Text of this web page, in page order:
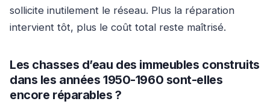
sollicite inutilement le réseau. Plus la réparation
intervient tôt, plus le coût total reste maîtrisé.
Les chasses d’eau des immeubles construits
dans les années 1950-1960 sont-elles
encore réparables ?